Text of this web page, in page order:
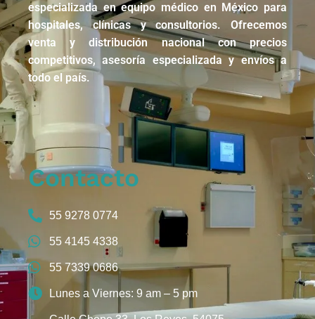
especializada en equipo médico en México para
hospitales, clínicas y consultorios. Ofrecemos
venta y distribución nacional con precios
competitivos, asesoría especializada y envíos a
todo el país.
Contacto
55 9278 0774
55 4145 4338
55 7339 0686
Lunes a Viernes: 9 am – 5 pm